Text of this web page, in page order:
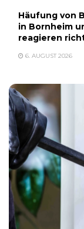
Häufung von
in Bornheim
reagieren
6. AUGUST 2026